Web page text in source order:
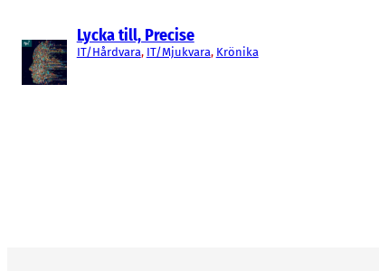
Lycka till, Precise
IT/Hårdvara, IT/Mjukvara, Krönika